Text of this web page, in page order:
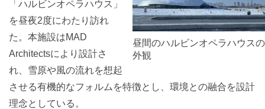
昼間のハルビンオペラハウスの
外観
「ハルビンオペラハウス」
を昼夜2度にわたり訪れ
た。本施設はMAD
Architectsにより設計さ
れ、雪原や風の流れを想起
させる有機的なフォルムを特徴とし、環境との融合を設計
理念としている。